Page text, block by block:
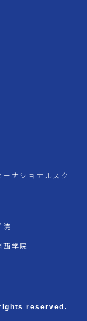
|
ナショナルスク
院
西学院
reserved.